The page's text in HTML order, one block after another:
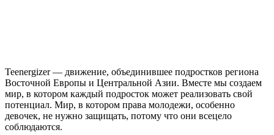
Teenergizer — движение, объединившее подростков региона
Восточной Европы и Центральной Азии. Вместе мы создаем
мир, в котором каждый подросток может реализовать свой
потенциал. Мир, в котором права молодежи, особенно
девочек, не нужно защищать, потому что они всецело
соблюдаются.